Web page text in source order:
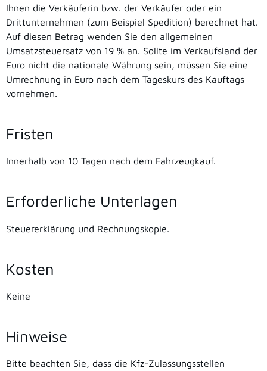
Ihnen die Verkäuferin bzw. der Verkäufer oder ein
Drittunternehmen (zum Beispiel Spedition) berechnet hat.
Auf diesen Betrag wenden Sie den allgemeinen
Umsatzsteuersatz von 19 % an. Sollte im Verkaufsland der
Euro nicht die nationale Währung sein, müssen Sie eine
Umrechnung in Euro nach dem Tageskurs des Kauftags
vornehmen.
Fristen
Innerhalb von 10 Tagen nach dem Fahrzeugkauf.
Erforderliche Unterlagen
Steuererklärung und Rechnungskopie.
Kosten
Keine
Hinweise
Bitte beachten Sie, dass die Kfz-Zulassungsstellen